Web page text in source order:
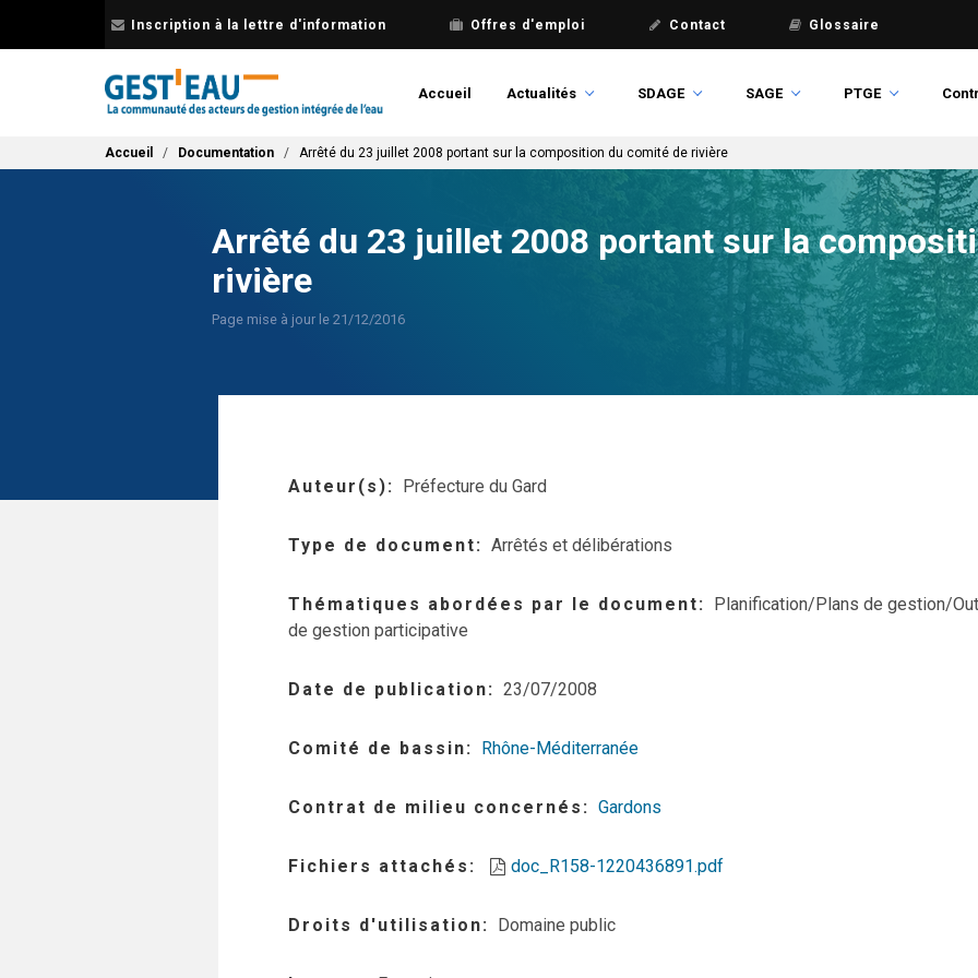
Inscription à la lettre d'information Offres d'emploi Contact Glossaire
Accueil Actualités SDAGE SAGE PTGE
Fil d'Ariane
Accueil Documentation Arrêté du 23 juillet 2008 portant sur la composition du comité de rivière
Arrêté du 23 juillet 2008 portant sur la
rivière
Page mise à jour le 21/12/2016
Auteur(s) Préfecture du Gard
Type de document Arrêtés et délibérations
Thématiques abordées par le document
Planification/Plans de gestion/
de gestion participative
Date de publication 23/07/2008
Comité de bassin Rhône-Méditerranée
Contrat de milieu concernés Gardons
Fichiers attachés doc_R158-1220436891.pdf
Droits d'utilisation Domaine public